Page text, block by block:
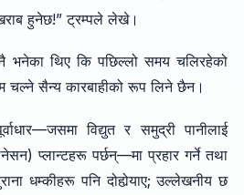
हुनेछ!” ट्रम्पले लेखे।
भनेका थिए कि पछिल्लो समय चलिरहेको
चल्ने सैन्य कारबाहीको रूप लिने छैन।
विद्युत र समुद्री पानीलाई
प्लान्टहरू पर्छन्—मा प्रहार गर्ने तथा
धम्कीहरू पनि दोहोर्‍याए; उल्लेखनीय छ